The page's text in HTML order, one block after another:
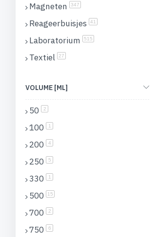
Magneten 347
Reageerbuisjes 41
Laboratorium 515
Textiel 27
VOLUME [ML]
50 2producten
100 1
200 4
250 5producten
330 1
500 15
700 2producten
750 6producten